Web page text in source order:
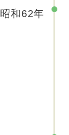
昭和62年